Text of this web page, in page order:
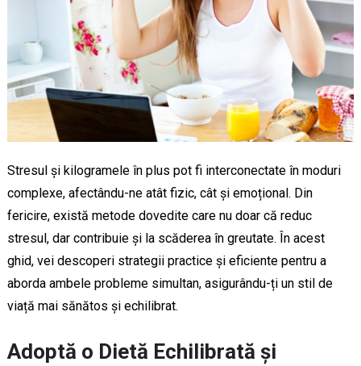
Stresul și kilogramele în plus pot fi interconectate în moduri
complexe, afectându-ne atât fizic, cât și emoțional. Din
fericire, există metode dovedite care nu doar că reduc
stresul, dar contribuie și la scăderea în greutate. În acest
ghid, vei descoperi strategii practice și eficiente pentru a
aborda ambele probleme simultan, asigurându-ți un stil de
viață mai sănătos și echilibrat.
Adoptă o Dietă Echilibrată și